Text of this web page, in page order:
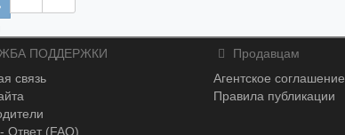
ПОДДЕРЖКИ
связь
Ответ (FAQ)
Продавцам
Агентское соглашение
Правила публикации